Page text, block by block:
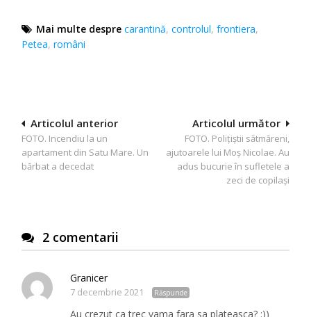
Mai multe despre carantină,controlul,frontiera,
Petea,români
Navigare
în
articole
Articolul următor
FOTO. Polițiștii sătmăreni,
ajutoarele lui Moș Nicolae. Au
adus bucurie în sufletele a
zeci de copilași
Articolul anterior
FOTO. Incendiu la un
apartament din Satu Mare. Un
bărbat a decedat
2 comentarii
Granicer
7 decembrie 2021 Răspunde
Au crezut ca trec vama fara sa plateasca? :))